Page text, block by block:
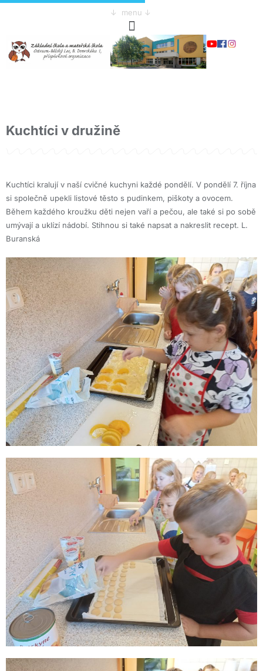
↓ menu ↓
Kuchtíci v družině
Kuchtíci kralují v naší cvičné kuchyni každé pondělí. V pondělí 7. října
si společně upekli listové těsto s pudinkem, piškoty a ovocem.
Během každého kroužku děti nejen vaří a pečou, ale také si po sobě
umývají a uklízí nádobí. Stihnou si také napsat a nakreslit recept. L.
Buranská